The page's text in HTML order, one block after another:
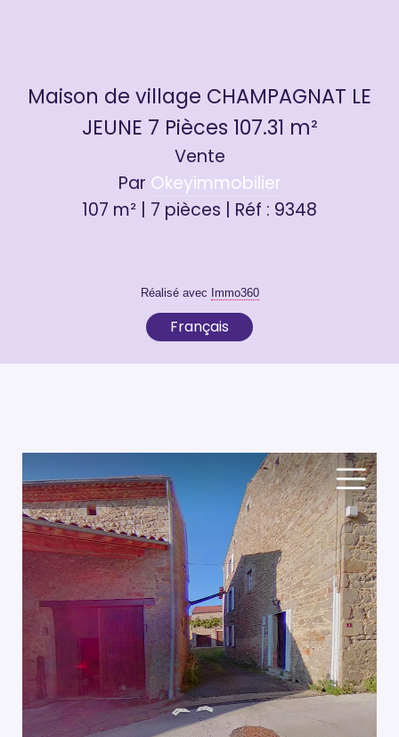
Maison de village CHAMPAGNAT LE
JEUNE 7 Pièces 107.31 m²
Vente
Par Okeyimmobilier
107 m² | 7 pièces | Réf : 9348
Réalisé avec Immo360
Français